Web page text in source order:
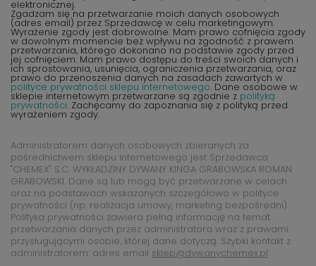
elektronicznej.
Zgadzam się na przetwarzanie moich danych osobowych
(adres email) przez Sprzedawcę w celu marketingowym.
Wyrażenie zgody jest dobrowolne. Mam prawo cofnięcia zgody
w dowolnym momencie bez wpływu na zgodność z prawem
przetwarzania, którego dokonano na podstawie zgody przed
jej cofnięciem. Mam prawo dostępu do treści swoich danych i
ich sprostowania, usunięcia, ograniczenia przetwarzania, oraz
prawo do przenoszenia danych na zasadach zawartych w
polityce prywatności sklepu internetowego. Dane osobowe w
sklepie internetowym przetwarzane są zgodnie z polityką
prywatności. Zachęcamy do zapoznania się z polityką przed
wyrażeniem zgody.
Administratorem danych osobowych zbieranych za
pośrednictwem sklepu internetowego jest Sprzedawca
"CHEMEX" S.C. WYKŁADZINY DYWANY KINGA GRABOWSKA ROMAN
GRABOWSKI. Dane są lub mogą być przetwarzane w celach
oraz na podstawach wskazanych szczegółowo w polityce
prywatności (np. realizacja umowy, marketing bezpośredni).
Polityka prywatności zawiera pełną informację na temat
przetwarzania danych przez administratora wraz z prawami
przysługującymi osobie, której dane dotyczą. Szybki kontakt z
administratorem: adres email sklep@dywanychemex.pl